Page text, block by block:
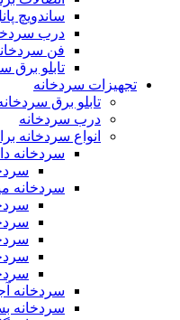
ساندویچ
درب
فن
تابلو برق
تجهیزات سردخانه
تابلو برق
درب سردخانه
انواع
سردخانه
سردخانه
سردخانه
سردخانه